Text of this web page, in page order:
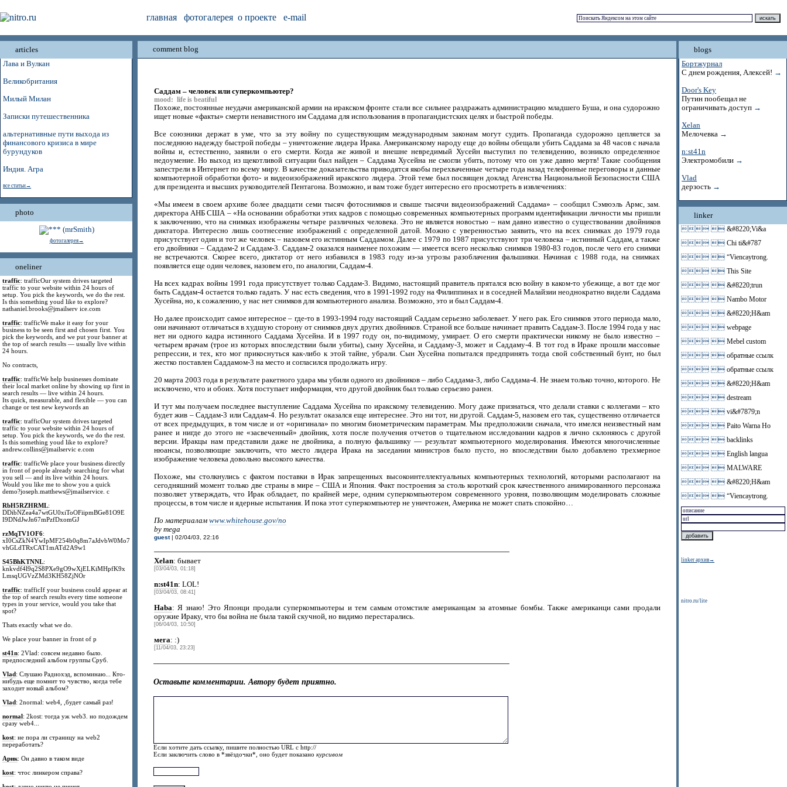
главная фотогалерея о проекте e-mail
articles
Лава и Вулкан
Великобритания
Милый Милан
Записки путешественника
альтернативные пути выхода из
финансового кризиса в мире
бурундуков
Индия. Агра
все статьи→
photo
фотогалерея→
oneliner
traffic: trafficOur system drives targeted
traffic to your website within 24 hours of
setup. You pick the keywords, we do the rest.
Is this something youd like to explore?
nathaniel.brooks@jmailserv ice.com
traffic: trafficWe make it easy for your
business to be seen first and chosen first. You
pick the keywords, and we put your banner at
the top of search results — usually live within
24 hours.
No contracts,
traffic: trafficWe help businesses dominate
their local market online by showing up first in
search results — live within 24 hours.
Its quick, measurable, and flexible — you can
change or test new keywords an
traffic: trafficOur system drives targeted
traffic to your website within 24 hours of
setup. You pick the keywords, we do the rest.
Is this something youd like to explore?
andrew.collins@jmailservic e.com
traffic: trafficWe place your business directly
in front of people already searching for what
you sell — and its live within 24 hours.
Would you like me to show you a quick
demo?joseph.matthews@jmailservice. c
RbH5RZHRML:
DDibNZea4a7wtGU0xiToOFiipmBGe81O9E
I9DNdJwJn67mPzfDxomGJ
rzMqTV1OF6:
xI0CsZkN4YwIpMF254b0q8m7aJdvbW0Mo7
vhGLdTRxCAT1mATd2A9w1
S45BhKTNNL:
knkvdf4l9q2S8PXe9gO9wXjELKiMHpfK9x
LmsqUGVzZMd3KH58ZjNOr
traffic: trafficIf your business could appear at
the top of search results every time someone
types in your service, would you take that
spot?
Thats exactly what we do.
We place your banner in front of p
st41n: 2Vlad: совсем недавно было.
предпоследний альбом группы Сруб.
Vlad: Слушаю Радиохэд, вспоминаю... Кто-
нибудь еще помнит то чувство, когда тебе
заходит новый альбом?
Vlad: 2normal: web4, ,будет самый раз!
normal: 2kost: тогда уж web3. но подождем
сразу web4...
kost: не пора ли страницу на web2
переработать?
Арик: Он давно в таком виде
kost: чтос линкером справа?
comment blog
Саддам – человек или суперкомпьютер?
mood: life is beatiful
Похоже, постоянные неудачи американской армии на иракском фронте стали все сильнее раздражать администрацию младшего Буша, и она судорожно
ищет новые «факты» смерти ненавистного им Саддама для использования в пропагандистских целях и быстрой победы.
Все союзники держат в уме, что за эту войну по существующим международным законам могут судить. Пропаганда судорожно цепляется за
последнюю надежду быстрой победы – уничтожение лидера Ирака. Американскому народу еще до войны обещали убить Саддама за 48 часов с начала
войны и, естественно, заявили о его смерти. Когда же живой и внешне невредимый Хусейн выступил по телевидению, возникло определенное
недоумение. Но выход из щекотливой ситуации был найден – Саддама Хусейна не смогли убить, потому что он уже давно мертв! Такие сообщения
запестрели в Интернет по всему миру. В качестве доказательства приводятся якобы перехваченные четыре года назад телефонные переговоры и данные
компьютерной обработки фото- и видеоизображений иракского лидера. Этой теме был посвящен доклад Агенства Национальной Безопасности США
для президента и высших руководителей Пентагона. Возможно, и вам тоже будет интересно его просмотреть в извлечениях:
«Мы имеем в своем архиве более двадцати семи тысяч фотоснимков и свыше тысячи видеоизображений Саддама» – сообщил Сэмюэль Армс, зам.
директора АНБ США – «На основании обработки этих кадров с помощью современных компьютерных программ идентификации личности мы пришли
к заключению, что на снимках изображены четыре различных человека. Это не является новостью – нам давно известно о существовании двойников
диктатора. Интересно лишь соотнесение изображений с определенной датой. Можно с уверенностью заявить, что на всех снимках до 1979 года
присутствует один и тот же человек – назовем его истинным Саддамом. Далее с 1979 по 1987 присутствуют три человека – истинный Саддам, а также
его двойники – Саддам-2 и Саддам-3. Саддам-2 оказался наименее похожим — имеется всего несколько снимков 1980-83 годов, после чего его снимки
не встречаются. Скорее всего, диктатор от него избавился в 1983 году из-за угрозы разоблачения фальшивки. Начиная с 1988 года, на снимках
появляется еще один человек, назовем его, по аналогии, Саддам-4.
На всех кадрах войны 1991 года присутствует только Саддам-3. Видимо, настоящий правитель прятался всю войну в каком-то убежище, а вот где мог
быть Саддам-4 остается только гадать. У нас есть сведения, что в 1991-1992 году на Филиппинах и в соседней Малайзии неоднократно видели Саддама
Хусейна, но, к сожалению, у нас нет снимков для компьютерного анализа. Возможно, это и был Саддам-4.
Но далее происходит самое интересное – где-то в 1993-1994 году настоящий Саддам серьезно заболевает. У него рак. Его снимков этого периода мало,
они начинают отличаться в худшую сторону от снимков двух других двойников. Страной все больше начинает править Саддам-3. После 1994 года у нас
нет ни одного кадра истинного Саддама Хусейна. И в 1997 году он, по-видимому, умирает. О его смерти практически никому не было известно –
четырем врачам (трое из которых впоследствии были убиты), сыну Хусейна, и Саддаму-3, может и Саддаму-4. В тот год в Ираке прошли массовые
репрессии, и тех, кто мог прикоснуться как-либо к этой тайне, убрали. Сын Хусейна попытался предпринять тогда свой собственный бунт, но был
жестко поставлен Саддамом-3 на место и согласился продолжать игру.
20 марта 2003 года в результате ракетного удара мы убили одного из двойников – либо Саддама-3, либо Саддама-4. Не знаем только точно, которого. Не
исключено, что и обоих. Хотя поступает информация, что другой двойник был только серьезно ранен.
И тут мы получаем последнее выступление Саддама Хусейна по иракскому телевидению. Могу даже признаться, что делали ставки с коллегами – кто
будет жив – Саддам-3 или Саддам-4. Но результат оказался еще интереснее. Это ни тот, ни другой. Саддам-5, назовем его так, существенно отличается
от всех предыдущих, в том числе и от «оригинала» по многим биометрическим параметрам. Мы предположили сначала, что имелся неизвестный нам
ранее и нигде до этого не «засвеченный» двойник, хотя после получения отчетов о тщательном исследовании кадров я лично склоняюсь с другой
версии. Иракцы нам представили даже не двойника, а полную фальшивку — результат компьютерного моделирования. Имеются многочисленные
нюансы, позволяющие заключить, что место лидера Ирака на заседании министров было пусто, но впоследствии было добавлено трехмерное
изображение человека довольно высокого качества.
Похоже, мы столкнулись с фактом поставки в Ирак запрещенных высокоинтеллектуальных компьютерных технологий, которыми располагают на
сегодняшний момент только две страны в мире – США и Япония. Факт построения за столь короткий срок качественного анимированного персонажа
позволяет утверждать, что Ирак обладает, по крайней мере, одним суперкомпьютером современного уровня, позволяющим моделировать сложные
процессы, в том числе и ядерные испытания. И пока этот суперкомпьютер не уничтожен, Америка не может спать спокойно…
По материалам www.whitehouse.gov/no
by mega
guest| 02/04/03, 22:16
Xelan: бывает
[03/04/03, 01:18]
n:st41n: LOL!
[03/04/03, 08:41]
Haba: Я знаю! Это Японци продали суперкомпьютеры и тем самым отомстиле американцам за атомные бомбы. Также американци сами продали
оружие Ираку, что бы война не была такой скучной, но видимо перестарались.
[06/04/03, 10:50]
мега: :)
[11/04/03, 23:23]
Оставьте комментарии. Автору будет приятно.
Если хотите дать ссылку, пишите полностью URL с http://
Если заключить слово в *звёздочки*, оно будет показанокурсивом
blogs
Бортжурнал
С днем рождения, Алексей! →
Door's Key
Путин пообещал не
ограничивать доступ →
Xelan
Мелочевка →
n:st41n
Электромобили →
Vlad
дерзость →
linker
  &#8220;Vi&a
  Chi ti&#787
  “Viencaytrong.
  This Site
  &#8220;trun
  Nambo Motor
  &#8220;H&am
  webpage
  Mebel custom
  обратные ссылк
  обратные ссылк
  &#8220;H&am
  destream
  vi&#7879;n
  Paito Warna Ho
  backlinks
  English langua
  MALWARE
  &#8220;H&am
  “Viencaytrong.
linker архив→
nitro.ru/lite